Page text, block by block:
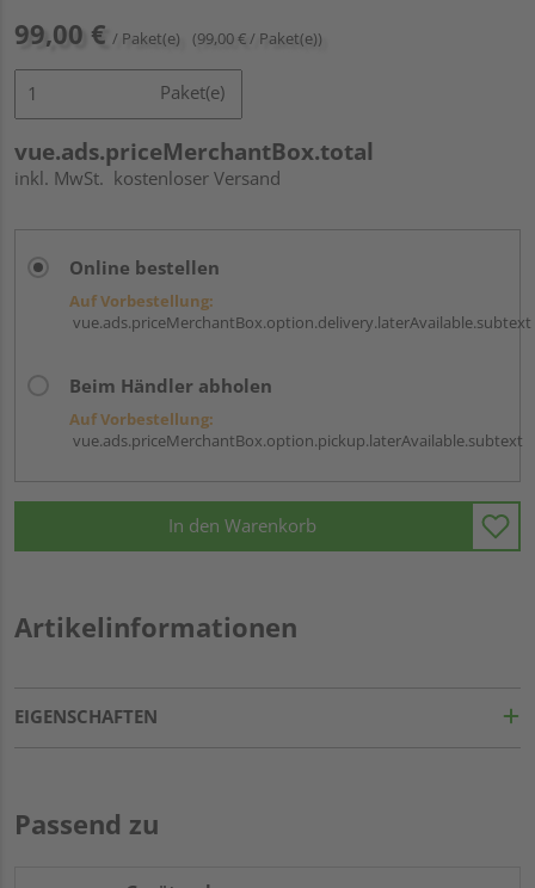
99,00 € / Paket(e) (99,00 € / Paket(e))
Paket(e)
vue.ads.priceMerchantBox.total
inkl. MwSt. kostenloser Versand
Online bestellen
Auf Vorbestellung:
vue.ads.priceMerchantBox.option.delivery.laterAvailable.subtext
Beim Händler abholen
Auf Vorbestellung:
vue.ads.priceMerchantBox.option.pickup.laterAvailable.subtext
In den Warenkorb
Artikelinformationen
EIGENSCHAFTEN
Passend zu